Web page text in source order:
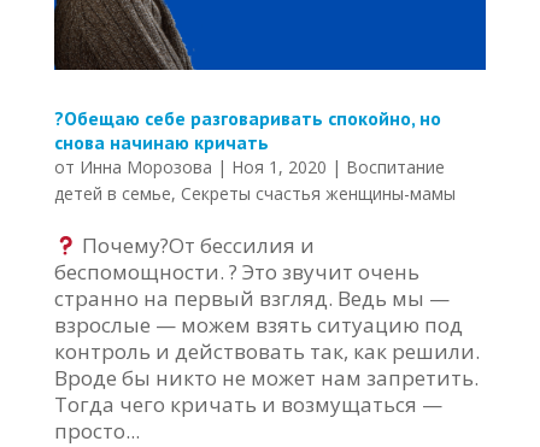
?Обещаю себе разговаривать спокойно, но
снова начинаю кричать
от Инна Морозова | Ноя 1, 2020 | Воспитание
детей в семье, Секреты счастья женщины-мамы
Почему?От бессилия и
беспомощности. ? Это звучит очень
странно на первый взгляд. Ведь мы —
взрослые — можем взять ситуацию под
контроль и действовать так, как решили.
Вроде бы никто не может нам запретить.
Тогда чего кричать и возмущаться —
просто...